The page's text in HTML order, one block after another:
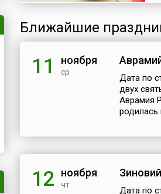
Ближайшие
11 ноября
ср
Дата по
двух
Аврамия
родилась
12 ноября
чт
Дата по